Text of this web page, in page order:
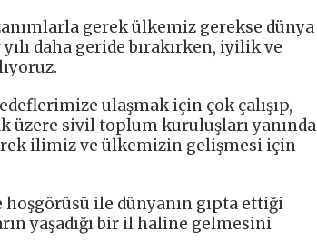
gerek ülkemiz gerekse dünya
daha geride bırakırken, iyilik ve
ulaşmak için çok çalışıp,
üzere sivil toplum kuruluşları yanında
ilimiz ve ülkemizin gelişmesi için
ile dünyanın gıpta ettiği
yaşadığı bir il haline gelmesini